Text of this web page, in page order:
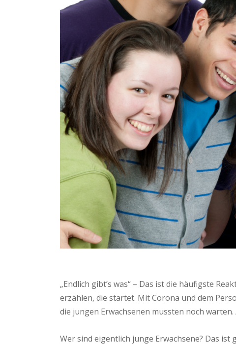
„Endlich gibt’s was“ – Das ist die häufigste
erzählen, die startet. Mit Corona und dem
die jungen Erwachsenen mussten noch warten.
Wer sind eigentlich junge Erwachsene? Das